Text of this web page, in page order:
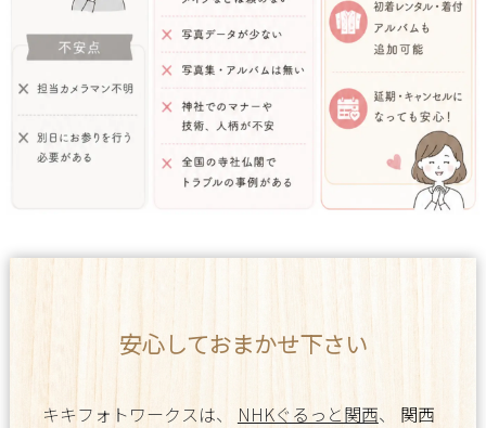
安心しておまかせ下さい
キキフォトワークスは、 NHKぐるっと関西、 関西